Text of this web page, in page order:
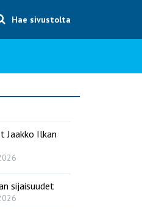
size bigger
Hae sivustolta
Jaakko Ilkan
sijaisuudet